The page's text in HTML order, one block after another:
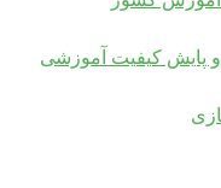
پایش کیفیت آموزشی